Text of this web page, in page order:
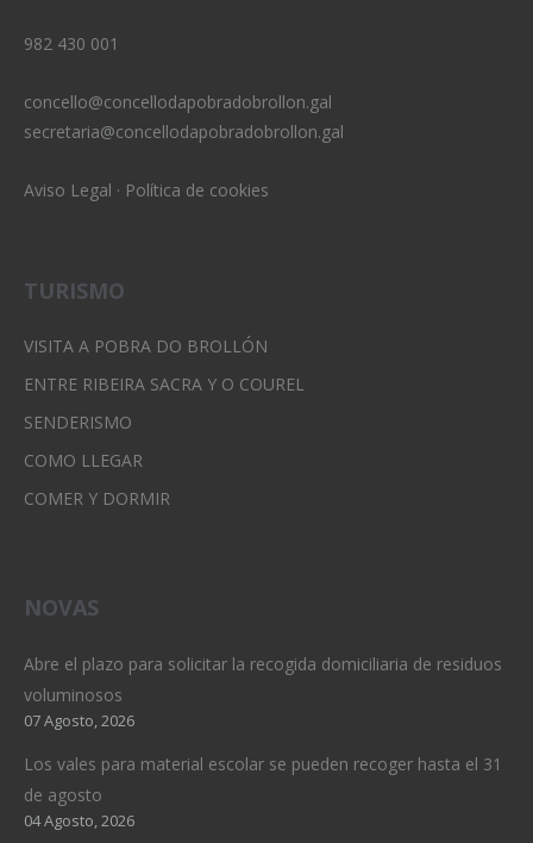
982 430 001
concello@concellodapobradobrollon.gal
secretaria@concellodapobradobrollon.gal
Aviso Legal · Política de cookies
TURISMO
VISITA A POBRA DO BROLLÓN
ENTRE RIBEIRA SACRA Y O COUREL
SENDERISMO
COMO LLEGAR
COMER Y DORMIR
NOVAS
Abre el plazo para solicitar la recogida domiciliaria de residuos
voluminosos
07 Agosto, 2026
Los vales para material escolar se pueden recoger hasta el 31
de agosto
04 Agosto, 2026